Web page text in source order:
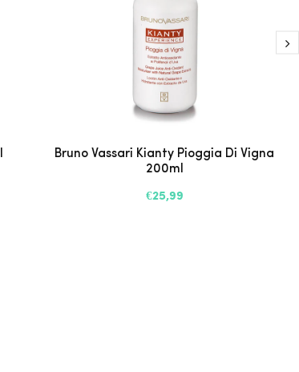
Bruno Vassari Kianty Pioggia Di Vigna
200ml
€25,99